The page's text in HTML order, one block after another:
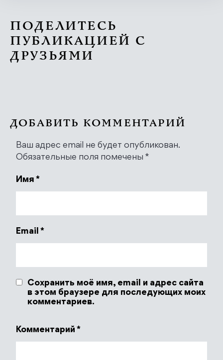
ПОДЕЛИТЕСЬ
ПУБЛИКАЦИЕЙ С
ДРУЗЬЯМИ
ДОБАВИТЬ КОММЕНТАРИЙ
Ваш адрес email не будет опубликован.
Обязательные поля помечены *
Имя *
Email *
Сохранить моё имя, email и адрес сайта
в этом браузере для последующих моих
комментариев.
Комментарий *